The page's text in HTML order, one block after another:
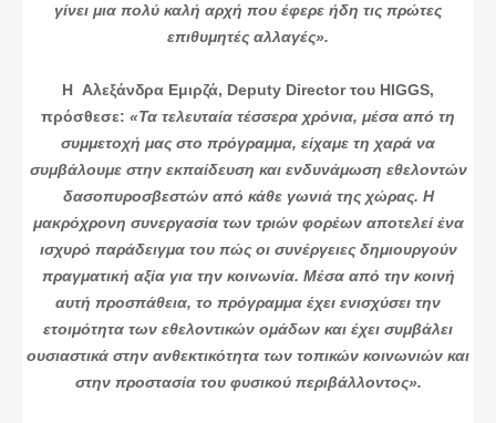
γίνει μια πολύ καλή αρχή που έφερε ήδη τις πρώτες
επιθυμητές αλλαγές».
Η Αλεξάνδρα Εμιρζά, Deputy Director του HIGGS,
πρόσθεσε: «Τα τελευταία τέσσερα χρόνια, μέσα από τη
συμμετοχή μας στο πρόγραμμα, είχαμε τη χαρά να
συμβάλουμε στην εκπαίδευση και ενδυνάμωση εθελοντών
δασοπυροσβεστών από κάθε γωνιά της χώρας. Η
μακρόχρονη συνεργασία των τριών φορέων αποτελεί ένα
ισχυρό παράδειγμα του πώς οι συνέργειες δημιουργούν
πραγματική αξία για την κοινωνία. Μέσα από την κοινή
αυτή προσπάθεια, το πρόγραμμα έχει ενισχύσει την
ετοιμότητα των εθελοντικών ομάδων και έχει συμβάλει
ουσιαστικά στην ανθεκτικότητα των τοπικών κοινωνιών και
στην προστασία του φυσικού περιβάλλοντος».